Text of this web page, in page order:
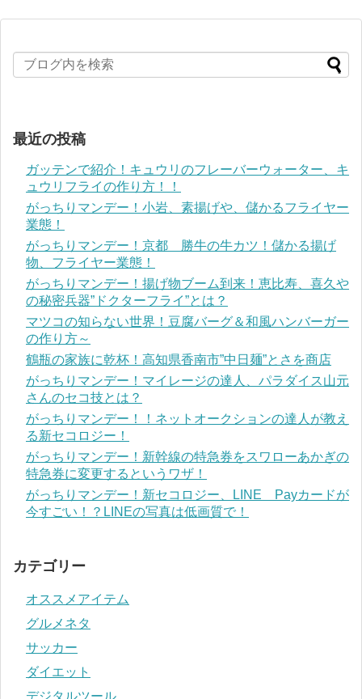
最近の投稿
ガッテンで紹介！キュウリのフレーバーウォーター、キ
ュウリフライの作り方！！
がっちりマンデー！小岩、素揚げや、儲かるフライヤー
業態！
がっちりマンデー！京都 勝牛の牛カツ！儲かる揚げ
物、フライヤー業態！
がっちりマンデー！揚げ物ブーム到来！恵比寿、喜久や
の秘密兵器”ドクターフライ”とは？
マツコの知らない世界！豆腐バーグ＆和風ハンバーガー
の作り方～
鶴瓶の家族に乾杯！高知県香南市”中日麺”とさを商店
がっちりマンデー！マイレージの達人、パラダイス山元
さんのセコ技とは？
がっちりマンデー！！ネットオークションの達人が教え
る新セコロジー！
がっちりマンデー！新幹線の特急券をスワローあかぎの
特急券に変更するというワザ！
がっちりマンデー！新セコロジー、LINE Payカードが
今すごい！？LINEの写真は低画質で！
カテゴリー
オススメアイテム
グルメネタ
サッカー
ダイエット
デジタルツール